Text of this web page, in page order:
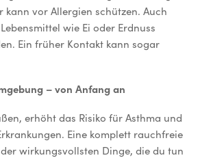
kann vor Allergien schützen. Auch
wie Ei oder Erdnuss
Ein früher Kontakt kann sogar
– von Anfang an
erhöht das Risiko für Asthma und
Eine komplett rauchfreie
wirkungsvollsten Dinge, die du tun